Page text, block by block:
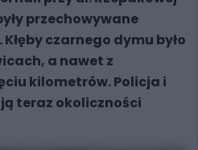
przechowywane
czarnego dymu było
a nawet z
kilometrów. Policja i
teraz okoliczności